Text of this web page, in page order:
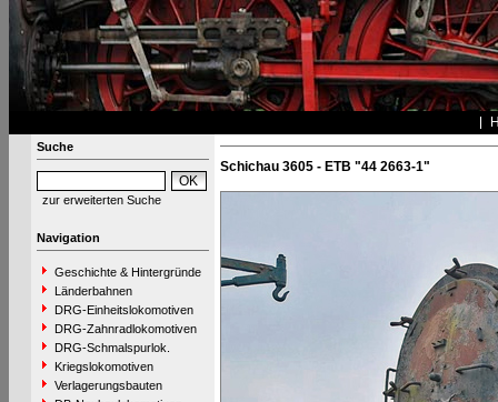
Suche
zur erweiterten Suche
Navigation
Geschichte & Hintergründe
Länderbahnen
DRG-Einheitslokomotiven
DRG-Zahnradlokomotiven
DRG-Schmalspurlok.
Kriegslokomotiven
Verlagerungsbauten
Schichau 3605 - ETB "44 2663-1"